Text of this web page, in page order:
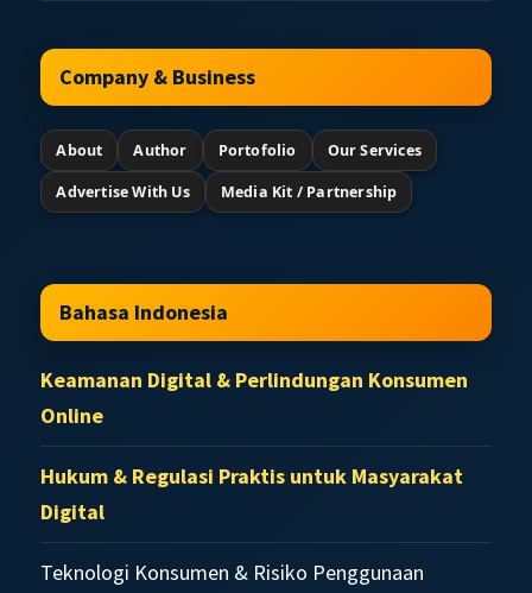
Company & Business
About Author Portofolio Our Services
Advertise With Us Media Kit / Partnership
Bahasa Indonesia
Keamanan Digital & Perlindungan Konsumen
Online
Hukum & Regulasi Praktis untuk Masyarakat
Digital
Teknologi Konsumen & Risiko Penggunaan